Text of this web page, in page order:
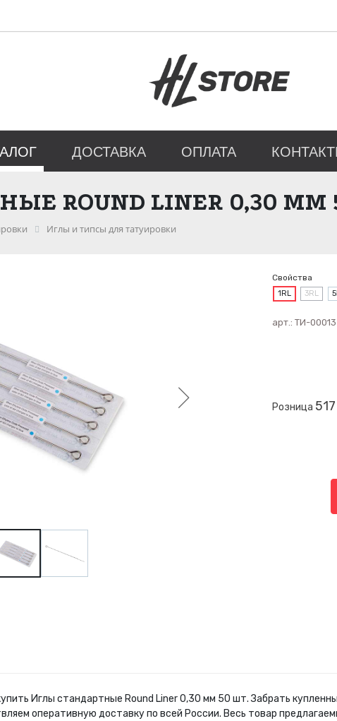
ДОСТАВКА ОПЛАТА
ROUND LINER 0,30 ММ
Иглы и типсы для татуировки
Свойства
1RL 3RL
арт.: ТИ-00013
Розница
Иглы стандартные Round Liner 0,30 мм 50 шт. Забрать
оперативную доставку по всей России. Весь товар